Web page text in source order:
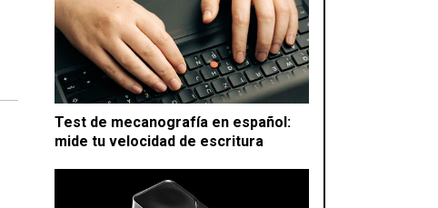
Test de mecanografía en español:
mide tu velocidad de escritura